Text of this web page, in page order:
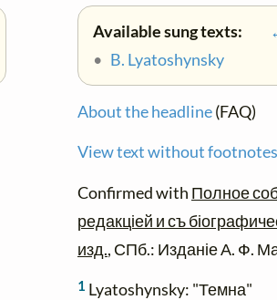
Available sung texts:
←
• B. Lyatoshynsky
About the headline(FAQ)
View text without footnotes
Confirmed with Полное
редакціей и съ
изд., СПб.: Изданіе А. Ф.
1 Lyatoshynsky: "Темна"